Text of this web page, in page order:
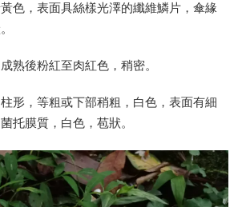
色，表面具絲樣光澤的纖維鱗片，傘緣
熟後粉紅至肉紅色，稍密。
形，等粗或下部稍粗，白色，表面有細
托膜質，白色，苞狀。